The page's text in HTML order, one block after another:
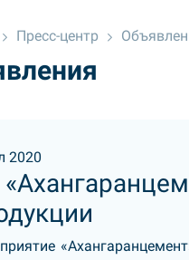
Пресс-центр
2020